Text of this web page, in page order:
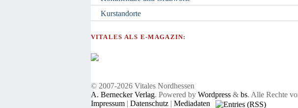
Kurstandorte
VITALES ALS E-MAGAZIN:
© 2007-2026 Vitales Nordhessen
A. Bernecker Verlag. Powered by Wordpress& bs. Alle Rechte
Impressum| Datenschutz| Mediadaten